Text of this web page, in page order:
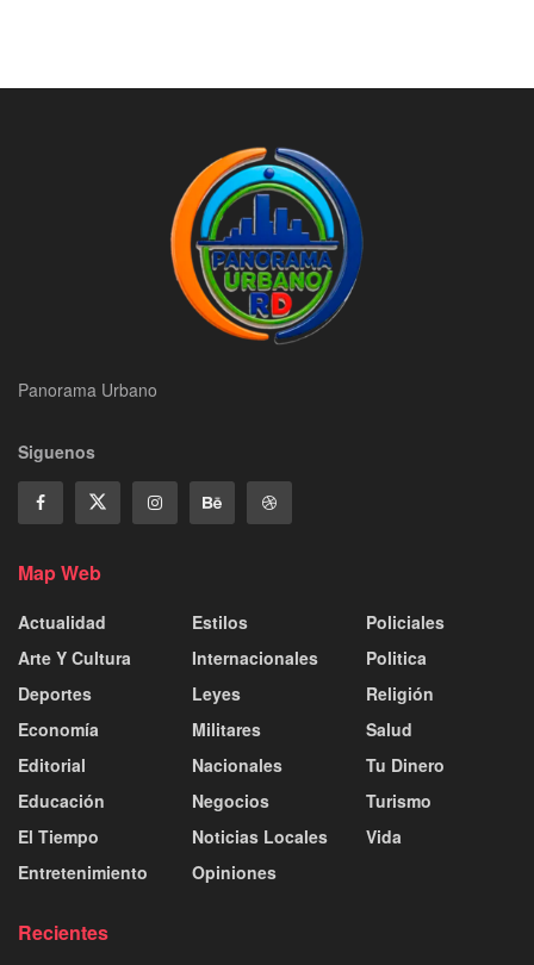
Panorama Urbano
Siguenos
Map Web
Actualidad
Arte Y Cultura
Deportes
Economía
Editorial
Educación
El Tiempo
Entretenimiento
Estilos
Internacionales
Leyes
Militares
Nacionales
Negocios
Noticias Locales
Opiniones
Policiales
Politica
Religión
Salud
Tu Dinero
Turismo
Vida
Recientes